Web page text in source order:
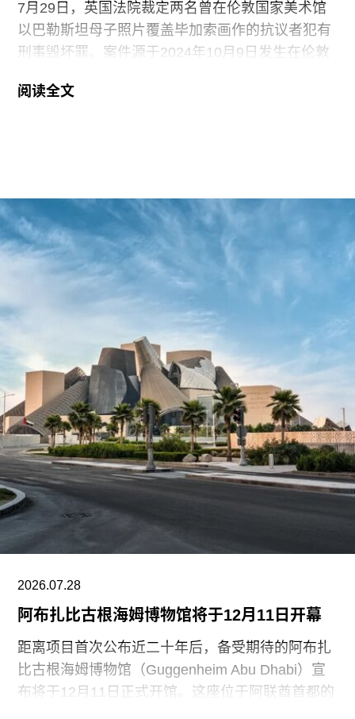
7月29日，英国法院裁定两名曾在伦敦国家美术馆
以巴勒斯坦母子照片覆盖毕加索画作的抗议者犯有
刑事毁坏罪。案件源于2024年10月9日发生在伦敦
23岁的国家卫生服务工作者贾伊·哈莱（Jai Halai）
1901年的作品《母性》（Motherhood
）。这张照
片由巴勒斯坦摄影记者阿里·贾达拉（Ali
Jadallah）于2024年3月以色列围困加沙希法医院
期间拍摄。两名抗议者隶属于“青年诉求”（Youth
Demand），该组织由气候行动组织“停止石油”
（Just Stop Oil）的学生分支发展而来。行动中，
两人高声呼吁英国停止与以色列的贸易往来。随
后，其中一人将红色液体泼洒在展厅地面，引发现
场观众惊呼，两人随即被警方逮捕。
此次行动发生时，英国艺术机构正接连成为抗议活
动的现场。就在该事件发生几天前，两名年轻的气
候行动人士因向文森特·梵高1888年作品《向日
葵》的玻璃罩泼洒番茄汤而被判处监禁。庭审中，
陪审团获悉，毕加索画作本身并未受损，但泼洒在
地面的红色水性颜料渗入了展厅地面，污染了大理
石踢脚线。此次事件共造成美术馆约8000英镑的损
失，其中仅约270英镑用于清洁，其余费用主要用
展厅等支出。辩方主张，部分费用源于馆方自行决
定采用何种修复方案，而非抗议行为本身造成的损
害，但这一论点最终未获法院采纳。
阅读全文
2026.07.28
阿布扎比古根海姆博物馆将于12月11日开幕
距离项目首次公布近二十年后，备受期待的阿布扎
比古根海姆博物馆（Guggenheim Abu Dhabi）宣
布将于12月11日正式开馆。这座位于阿联酋首都的